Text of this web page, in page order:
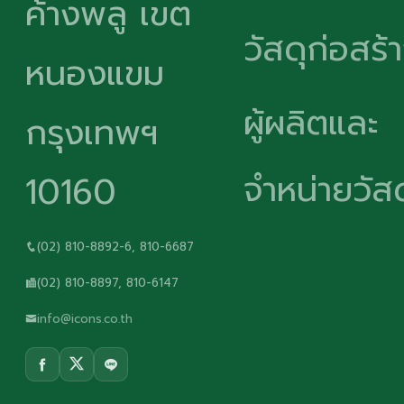
ค้างพลู เขต
หนองแขม
กรุงเทพฯ
10160
(02) 810-8892-6, 810-6687
(02) 810-8897, 810-6147
info@icons.co.th
วัสดุก่อสร้
ผู้ผลิตและ
จำหน่ายวั